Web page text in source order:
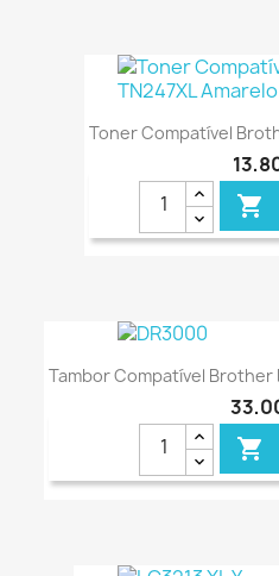
Toner Compatível

Tambor Compatível Brother
